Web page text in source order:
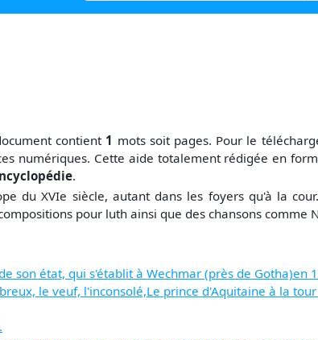
contient 1 mots soit pages. Pour le
numériques. Cette aide totalement rédigée en
.
du XVIe siècle, autant dans les foyers qu'à la
pour luth ainsi que des chansons comme
son état, qui s'établit à Wechmar (près de
le veuf, l'inconsolé,Le prince d'Aquitaine à la